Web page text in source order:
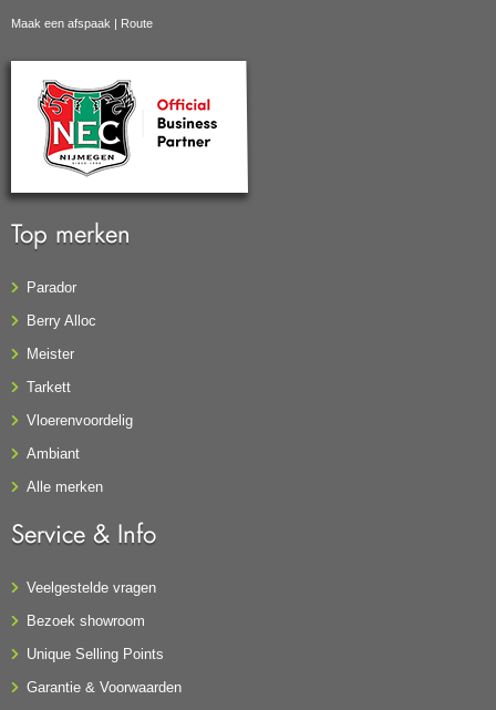
Maak een afspaak | Route
Top merken
Parador
Berry Alloc
Meister
Tarkett
Vloerenvoordelig
Ambiant
Alle merken
Service & Info
Veelgestelde vragen
Bezoek showroom
Unique Selling Points
Garantie & Voorwaarden